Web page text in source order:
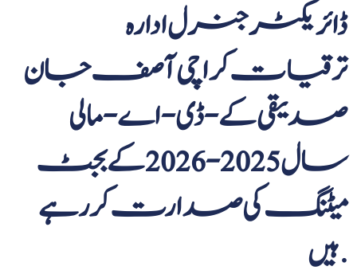
ڈائریکٹر جنرل ادارہ
ترقیات کراچی آصف جان
صدیقی کے-ڈی-اے- مالی
سال 2025-2026 کے بجٹ
میٹنگ کی صدارت کر رہے
ہیں.